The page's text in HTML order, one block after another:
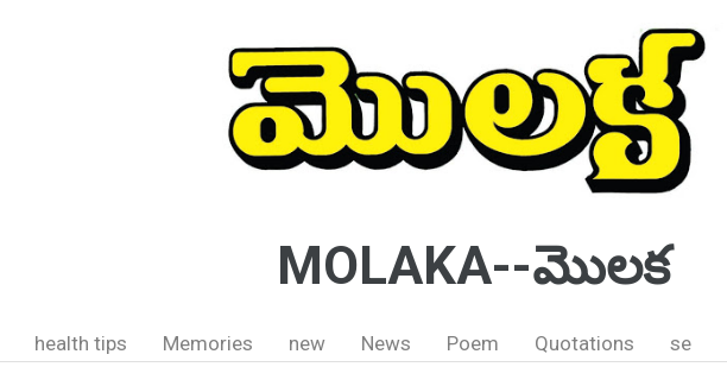
MOLAKA--మొలక
health tips Memories new News Poem Quotations se